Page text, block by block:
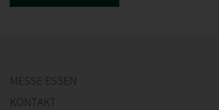
MESSE ESSEN
KONTAKT